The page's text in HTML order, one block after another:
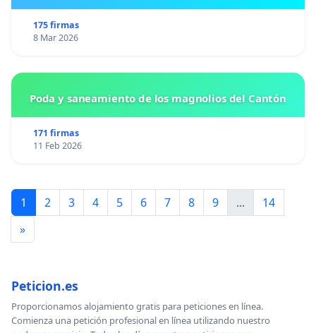
175 firmas
8 Mar 2026
Poda y saneamiento de los magnolios del Cantón
171 firmas
11 Feb 2026
1 2 3 4 5 6 7 8 9 ...
14
»
Peticion.es
Proporcionamos alojamiento gratis para peticiones en línea.
Comienza una petición profesional en línea utilizando nuestro